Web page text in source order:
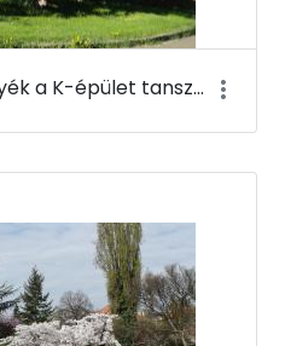
Virágzó díszcseresznyék a K-épület tanszéki szárnya mellett - Budai Arborétum